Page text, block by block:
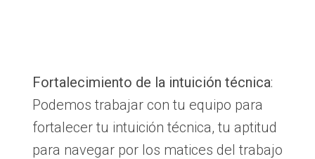
Fortalecimiento de la intuición técnica:
Podemos trabajar con tu equipo para
fortalecer tu intuición técnica, tu aptitud
para navegar por los matices del trabajo